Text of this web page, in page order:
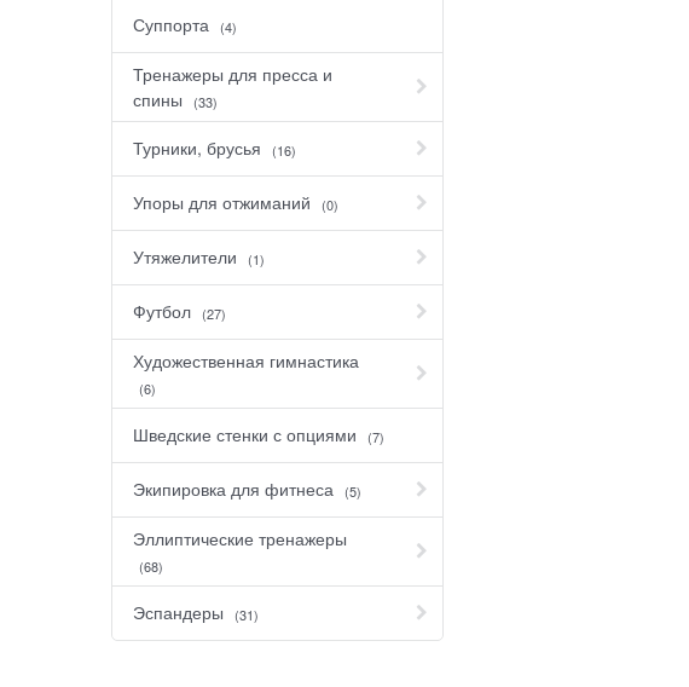
Суппорта (4)
Тренажеры для пресса и
спины
(33)
Турники, брусья (16)
Упоры для отжиманий (0)
Утяжелители (1)
Футбол (27)
Художественная гимнастика
(6)
Шведские стенки с опциями (7)
Экипировка для фитнеса (5)
Эллиптические тренажеры
(68)
Эспандеры (31)